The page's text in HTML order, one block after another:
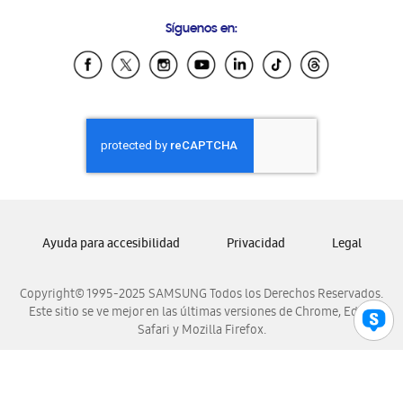
Samsung Ecuador
Samsung El Salvador
Samsung Honduras
Samsung Nicaragua
Samsung Panamá
Samsung Venezuela
Síguenos en:
Copyright© 1995-2025 SAMSUNG Todos los Derechos Reservados.
Este sitio se ve mejor en las últimas versiones de Chrome, Edge,
Safari y Mozilla Firefox.
Ayuda para accesibilidad Privacidad Legal